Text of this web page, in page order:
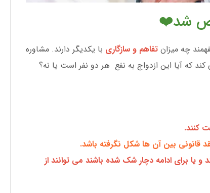
شد❤️
چه میزان تفاهم و سازگاری با یکدیگر دارند. مشاوره
آیا این ازدواج به نفع هر دو نفر است یا نه؟
کنند.
قانونی بین آن ها شکل نگرفته باشد.
و یا برای ادامه دچار شک شده باشند می توانند از